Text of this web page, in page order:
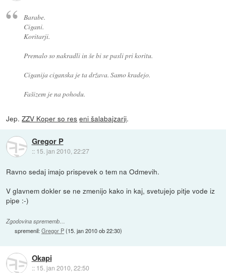
Barabe.
Cigani.
Koritarji.
Premalo so nakradli in še bi se pasli pri koritu.
Ciganija ciganska je ta država. Samo kradejo.
Fašizem je na pohodu.
Jep.ZZV Koper so res eni šalabajzarji.
Gregor P
:: 15. jan 2010, 22:27
Ravno sedaj imajo prispevek o tem na Odmevih.
V glavnem dokler se ne zmenijo kako in kaj, svetujejo pitje vode iz
pipe :-)
Zgodovina sprememb…
spremenil:Gregor P(15. jan 2010 ob 22:30)
Okapi
:: 15. jan 2010, 22:50